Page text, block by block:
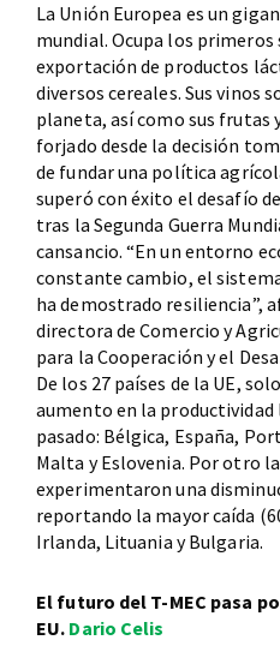
La Unión Europea es un
mundial. Ocupa los
exportación de productos
diversos cereales. Sus vinos
planeta, así como sus frutas
forjado desde la decisión
de fundar una política
superó con éxito el desafío
tras la Segunda Guerra
cansancio. “En un entorno
constante cambio, el
ha demostrado resiliencia”,
directora de Comercio y
para la Cooperación y el
De los 27 países de la UE,
aumento en la
pasado: Bélgica, España,
Malta y Eslovenia. Por otro
experimentaron una
reportando la mayor caída
Irlanda, Lituania y Bulgaria.
El futuro del T-MEC pasa
EU. Dario Celis